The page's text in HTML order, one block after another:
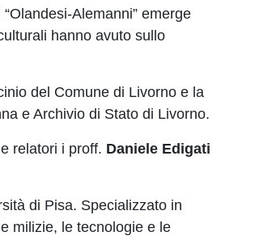
Alemanni” emerge
hanno avuto sullo
del Comune di Livorno e la
e Archivio di Stato di Livorno.
relatori i proff. Daniele Edigati
di Pisa. Specializzato in
milizie, le tecnologie e le